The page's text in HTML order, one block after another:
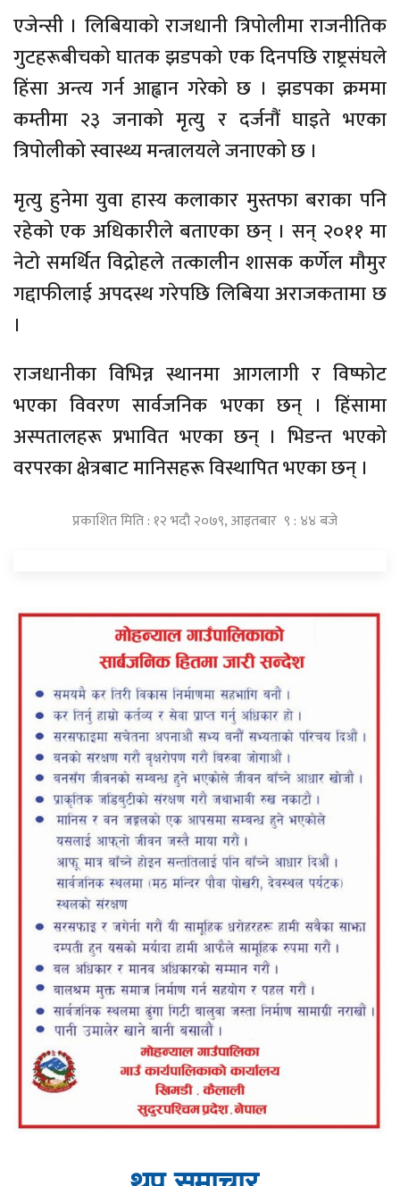
एजेन्सी । लिबियाको राजधानी त्रिपोलीमा राजनीतिक
गुटहरूबीचको घातक झडपको एक दिनपछि राष्ट्रसंघले
हिंसा अन्त्य गर्न आह्वान गरेको छ । झडपका क्रममा
कम्तीमा २३ जनाको मृत्यु र दर्जनौं घाइते भएका
त्रिपोलीको स्वास्थ्य मन्त्रालयले जनाएको छ ।
मृत्यु हुनेमा युवा हास्य कलाकार मुस्तफा बराका पनि
रहेको एक अधिकारीले बताएका छन् । सन् २०११ मा
नेटो समर्थित विद्रोहले तत्कालीन शासक कर्णेल मौमुर
गद्दाफीलाई अपदस्थ गरेपछि लिबिया अराजकतामा छ
।
राजधानीका विभिन्न स्थानमा आगलागी र विष्फोट
भएका विवरण सार्वजनिक भएका छन् । हिंसामा
अस्पतालहरू प्रभावित भएका छन् । भिडन्त भएको
वरपरका क्षेत्रबाट मानिसहरू विस्थापित भएका छन् ।
प्रकाशित मिति : १२ भदौ २०७९, आइतबार ९ : ४४ बजे